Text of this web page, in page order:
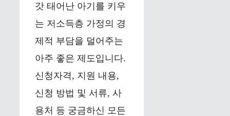
갓 태어난 아기를 키우
는 저소득층 가정의 경
제적 부담을 덜어주는
아주 좋은 제도입니다.
신청자격, 지원 내용,
신청 방법 및 서류, 사
용처 등 궁금하신 모든